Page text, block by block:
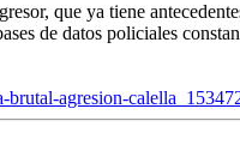
que ya tiene
de datos policiales
brutal-agresion-